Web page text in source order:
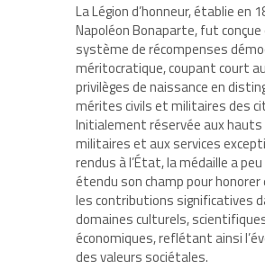
La Légion d’honneur, établie en
Napoléon Bonaparte, fut conçue
système de récompenses
méritocratique, coupant court
privilèges de naissance en
mérites civils et militaires des
Initialement réservée aux
militaires et aux services
rendus à l’État, la médaille a
étendu son champ pour
les contributions significatives
domaines culturels,
économiques, reflétant ainsi
des valeurs sociétales.